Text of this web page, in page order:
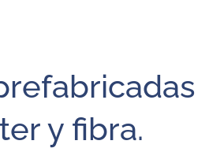
y fibra.